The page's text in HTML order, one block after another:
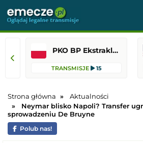
PKO BP Ekstraklasa
TRANSMISJE 15
Strona główna
Aktualności
Neymar blisko Napoli? Transfer
sprowadzeniu De Bruyne
Polub nas!